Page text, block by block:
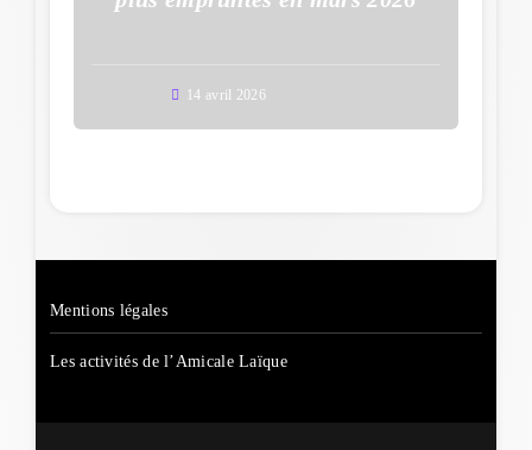
14 avril 2026
Mentions légales
Les activités de l’Amicale Laïque